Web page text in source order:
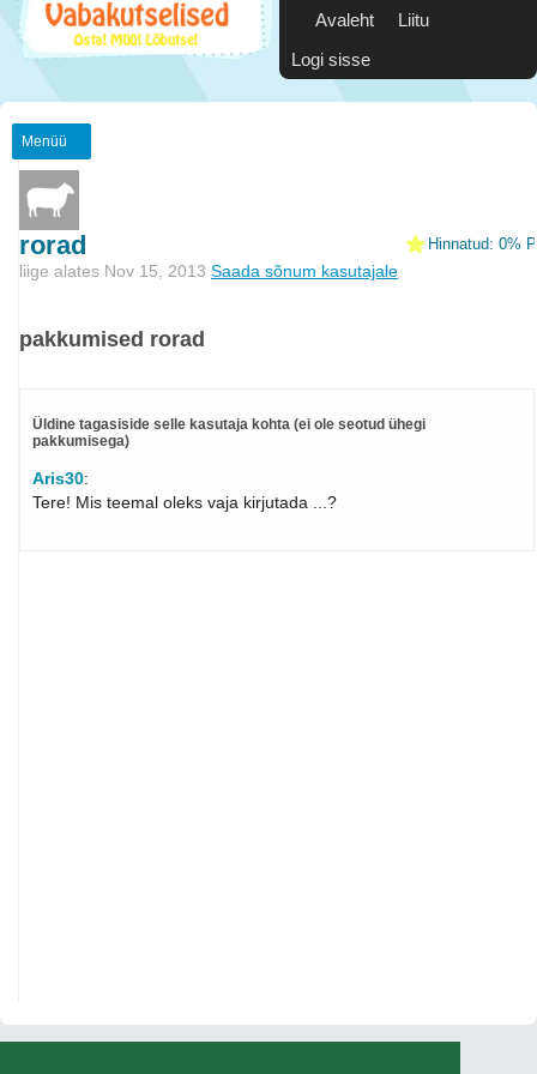
Avaleht
Liitu
Logi sisse
Menüü
rorad Hinnatud: 0%
liige alates Nov 15, 2013 Saada sõnum kasutajale
pakkumised rorad
Üldine tagasiside selle kasutaja kohta (ei ole seotud ühegi
pakkumisega)
Aris30:
Tere! Mis teemal oleks vaja kirjutada ...?